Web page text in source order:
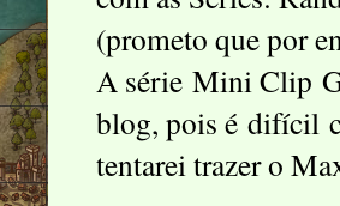
(prometo que por
A série Mini Clip
blog, pois é difícil
tentarei trazer o